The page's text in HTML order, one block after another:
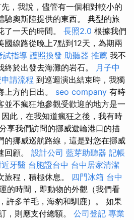
，我說，儘管有一個相對較小的
驗奧斯陸提供的東西。 典型的旅
了一天的時間。 長照2.0 根據我們
國線路從晚上7點到12天，為期兩
試指導 護照換發 助聽器 推薦 我不
於出發去海灘的岩石。 月子中
請流程 到巡迴演出結束時，我獨
上方的日出。 seo company 有時
並不瘋狂地參觀受歡迎的地方是一
因此，在我知道瘋狂之後，我有時
享我們訪問的挪威遊輪港口的描
的挪威巡航路線，這是對您在挪威
回顧。 設計公司 藍芽助聽器 記帳
近牙醫 台胞證台中 台中居家清潔
程，積極休息。 四門冰箱 台中
的時間，即動物的外觀（我們看
許多羊毛，海豹和馴鹿）。 如果
，則應支付總額。 公司登記 專業